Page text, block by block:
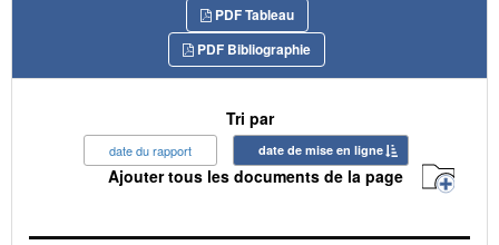
PDF Tableau
PDF Bibliographie
Tri par
date du rapport date de mise en ligne
Ajouter tous les documents de la page